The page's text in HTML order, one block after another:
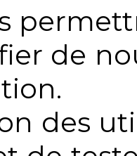
de
des